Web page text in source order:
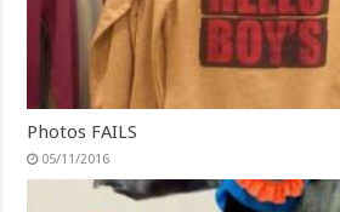
Photos FAILS
05/11/2016